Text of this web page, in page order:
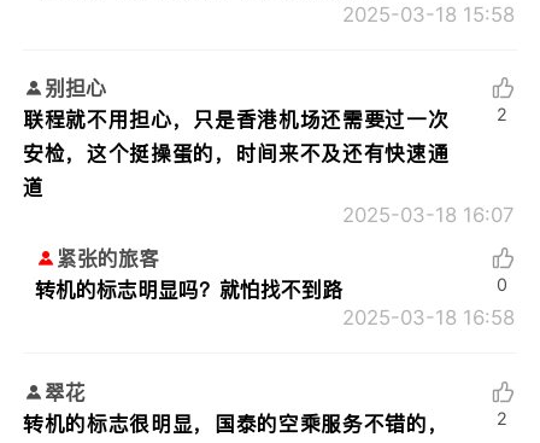
2025-03-18 15:58
别担心
联程就不用担心，只是香港机场还需要过一次
安检，这个挺操蛋的，时间来不及还有快速通
道
2025-03-18 16:07
2
紧张的旅客
转机的标志明显吗？就怕找不到路
2025-03-18 16:58
0
翠花
转机的标志很明显，国泰的空乘服务不错的，
2